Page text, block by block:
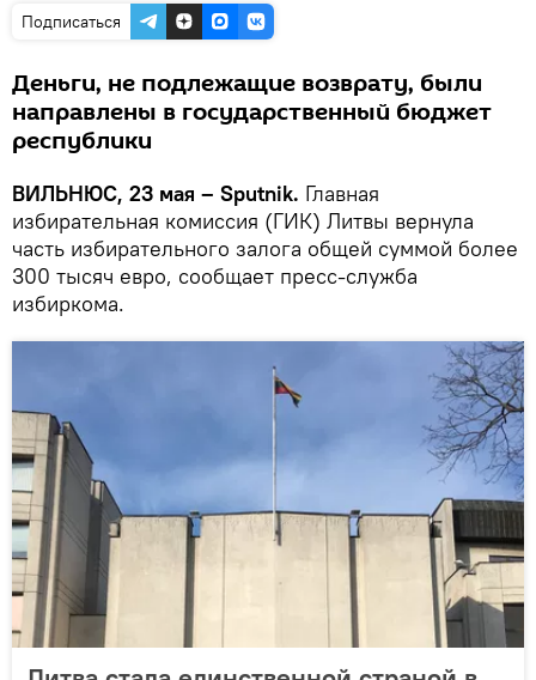
Подписаться
Деньги, не подлежащие возврату, были
направлены в государственный бюджет
республики
ВИЛЬНЮС, 23 мая – Sputnik. Главная
избирательная комиссия (ГИК) Литвы вернула
часть избирательного залога общей суммой более
300 тысяч евро, сообщает пресс-служба
избиркома.